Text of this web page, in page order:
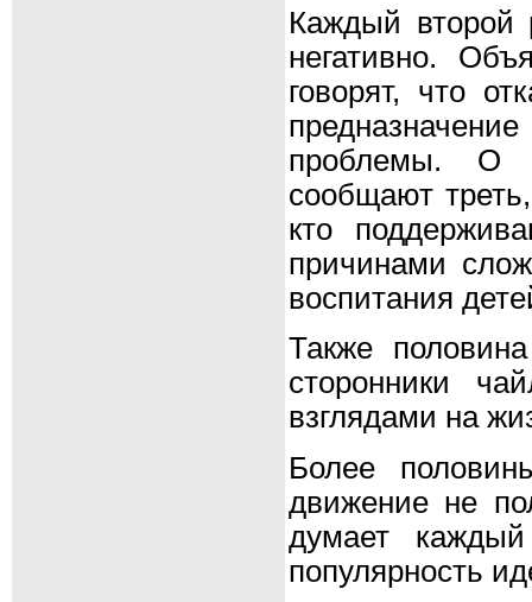
Каждый второй
негативно.
говорят, что
проблемы. О
сообщают
кто
причинами
воспитания
Также
сторонники
взглядами на
Более
движение не
думает
популярность